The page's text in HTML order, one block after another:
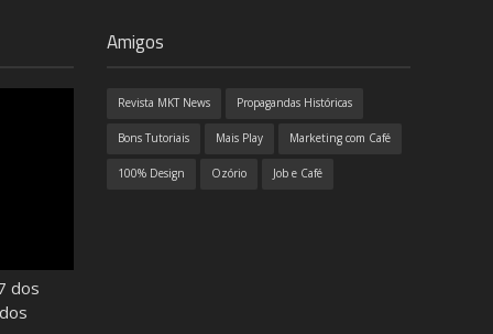
dos
Amigos
Revista MKT News Propagandas Históricas
Bons Tutoriais Mais Play Marketing com Café
100% Design Ozório Job e Café